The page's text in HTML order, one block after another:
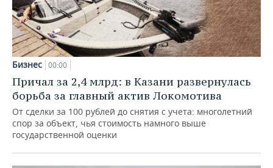
Бизнес 00:00
Причал за 2,4 млрд: в Казани развернулась
борьба за главный актив Локомотива
От сделки за 100 рублей до снятия с учета: многолетний
спор за объект, чья стоимость намного выше
государственной оценки